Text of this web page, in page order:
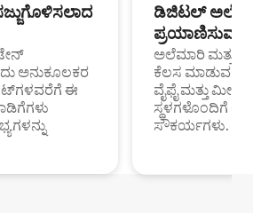
ಅನುಕೂಲಕರ
ಈ
ಡಿಜಿಟಲ್
ಪ್ರಯಾಣಿಸುವ
ಅಲೆಮಾರಿ ಮತ್ತು
ಕೆಲಸ ಮಾಡುವ
ವೈಫೈ ಮತ್ತು
ಸ್ಥಳಗಳೊಂದಿಗೆ
ಸೌಕರ್ಯಗಳು.